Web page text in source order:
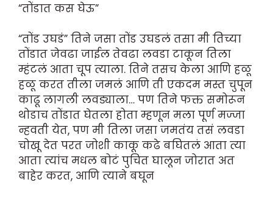
“तोंडात कस घेऊ”
“तोंड उघडं” तिने जसा तोंड उघडलं तसा मी तिच्या
तोंडात जेवढा जाईल तेवढा लवडा टाकून तिला
म्हंटलं आता चूप त्याला. तिने तसच केला आणि हळू
हळू करत तीला जमलं आणि ती एकदम मस्त चुपून
काढू लागली लवड्याला… पण तिने फक्त समोरून
थोडाच तोंडात घेतला होता म्हणून मला पूर्ण मज्जा
न्हवती येत, पण मी तिला जसा जमतंय तसं लवडा
चोखू देत परत जोशी काकू कढे बघितलं आता त्या
आता त्यांच मधल बोटं पुचित घालून जोरात अत
बाहेर करत, आणि त्याने बघून